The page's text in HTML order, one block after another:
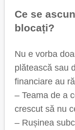
Ce se
blocați?
Nu e vorba
plătească sau
financiare au
– Teama de a
crescut să nu
– Rușinea